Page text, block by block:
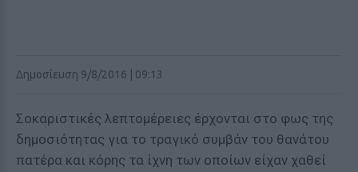
Δημοσίευση 9/8/2016 | 09:13
Σοκαριστικές λεπτομέρειες έρχονται στο φως της
δημοσιότητας για το τραγικό συμβάν του θανάτου
πατέρα και κόρης τα ίχνη των οποίων είχαν χαθεί